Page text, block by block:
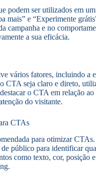
podem ser utilizados em
mais” e “Experimente
campanha e no
a sua eficácia.
vários fatores, incluindo a
CTA seja claro e direto,
o CTA em relação
do visitante.
CTAs
para otimizar
público para identificar
como texto, cor,